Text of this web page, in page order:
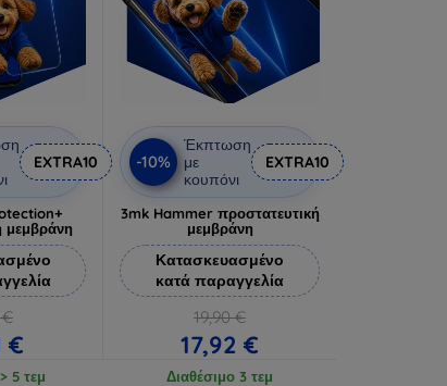
EXTRA10
μεμβράνη
€
€
5 τεμ
-10%
Έκπτωση
με
κουπόνι
EXTRA10
3mk Hammer προστατευτική
μεμβράνη
Κατασκευασμένο
κατά παραγγελία
19,90 €
17,92 €
Διαθέσιμο 3 τεμ